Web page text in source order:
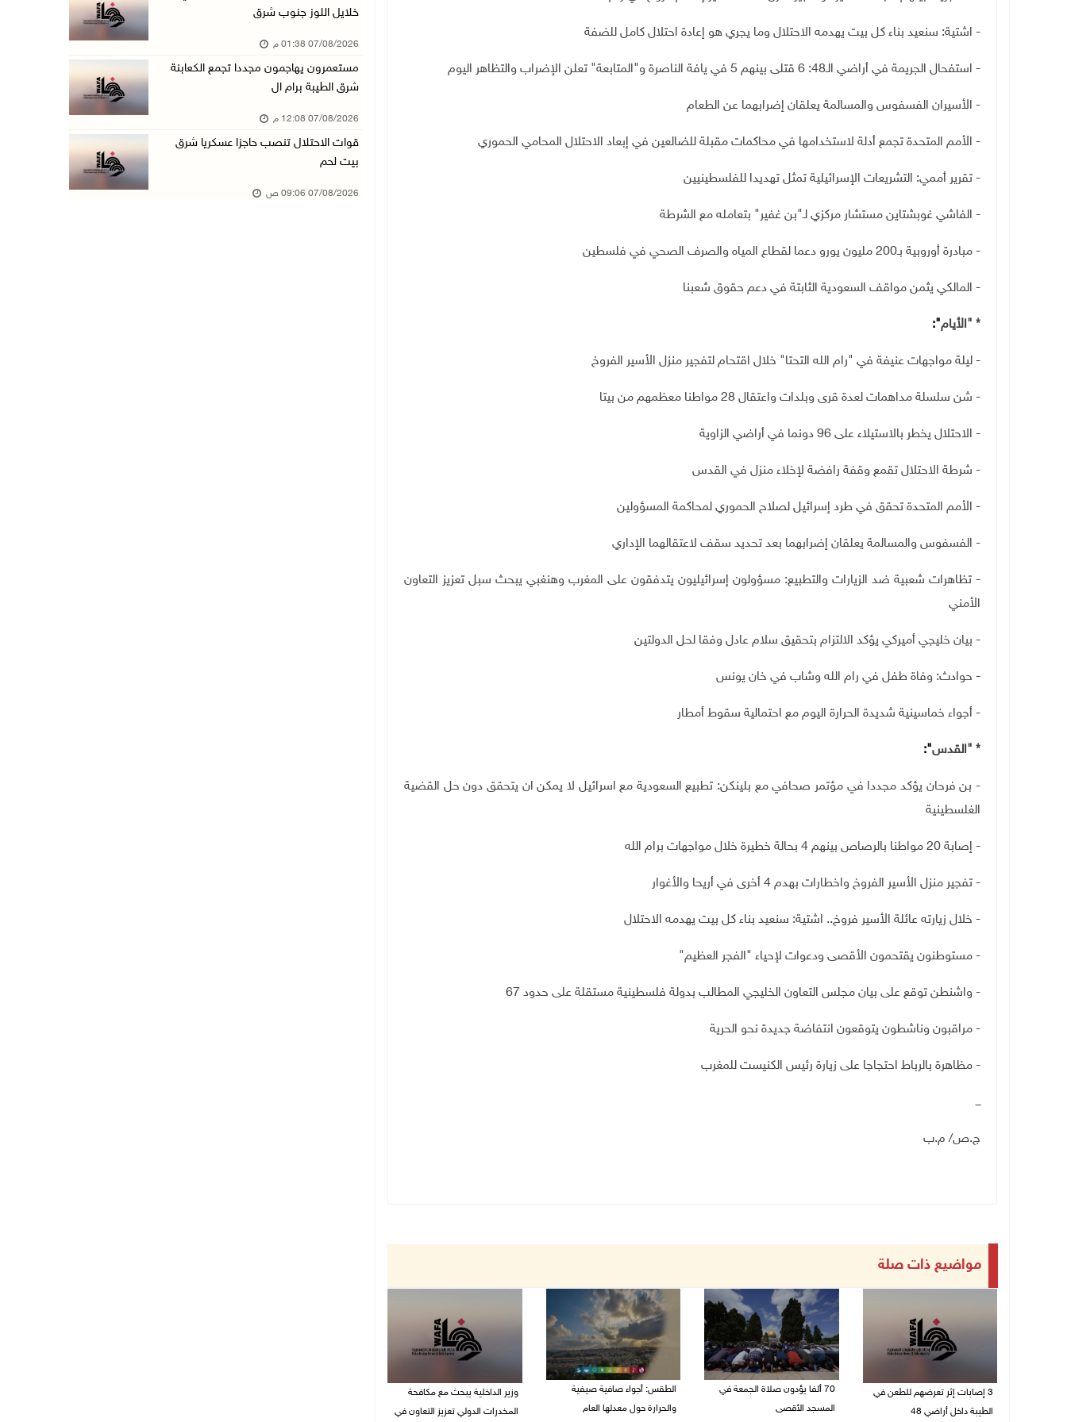
- اشتية: سنعيد بناء كل بيت يهدمه الاحتلال وما يجري هو إعادة احتلال كامل للضفة
- استفحال الجريمة في أراضي الـ48: 6 قتلى بينهم 5 في يافة الناصرة و"المتابعة" تعلن الإضراب والتظاهر اليوم
- الأسيران الفسفوس والمسالمة يعلقان إضرابهما عن الطعام
- الأمم المتحدة تجمع أدلة لاستخدامها في محاكمات مقبلة للضالعين في إبعاد الاحتلال المحامي الحموري
- تقرير أممي: التشريعات الإسرائيلية تمثل تهديدا للفلسطينيين
- الفاشي غوبشتاين مستشار مركزي لـ"بن غفير" بتعامله مع الشرطة
- مبادرة أوروبية بـ200 مليون يورو دعما لقطاع المياه والصرف الصحي في فلسطين
- المالكي يثمن مواقف السعودية الثابتة في دعم حقوق شعبنا
* "الأيام":
- ليلة مواجهات عنيفة في "رام الله التحتا" خلال اقتحام لتفجير منزل الأسير الفروخ
- شن سلسلة مداهمات لعدة قرى وبلدات واعتقال 28 مواطنا معظمهم من بيتا
- الاحتلال يخطر بالاستيلاء على 96 دونما في أراضي الزاوية
- شرطة الاحتلال تقمع وقفة رافضة لإخلاء منزل في القدس
- الأمم المتحدة تحقق في طرد إسرائيل لصلاح الحموري لمحاكمة المسؤولين
- الفسفوس والمسالمة يعلقان إضرابهما بعد تحديد سقف لاعتقالهما الإداري
- تظاهرات شعبية ضد الزيارات والتطبيع: مسؤولون إسرائيليون يتدفقون على المغرب وهنغبي يبحث سبل تعزيز التعاون
الأمني
- بيان خليجي أميركي يؤكد الالتزام بتحقيق سلام عادل وفقا لحل الدولتين
- حوادث: وفاة طفل في رام الله وشاب في خان يونس
- أجواء خماسينية شديدة الحرارة اليوم مع احتمالية سقوط أمطار
* "القدس":
- بن فرحان يؤكد مجددا في مؤتمر صحافي مع بلينكن: تطبيع السعودية مع اسرائيل لا يمكن ان يتحقق دون حل القضية
الغلسطينية
- إصابة 20 مواطنا بالرصاص بينهم 4 بحالة خطيرة خلال مواجهات برام الله
- تفجير منزل الأسير الفروخ واخطارات بهدم 4 أخرى في أريحا والأغوار
- خلال زيارته عائلة الأسير فروخ.. اشتية: سنعيد بناء كل بيت يهدمه الاحتلال
- مستوطنون يقتحمون الأقصى ودعوات لإحياء "الفجر العظيم"
- واشنطن توقع على بيان مجلس التعاون الخليجي المطالب بدولة فلسطينية مستقلة على حدود 67
- مراقبون وناشطون يتوقعون انتفاضة جديدة نحو الحرية
- مظاهرة بالرباط احتجاجا على زيارة رئيس الكنيست للمغرب
ـــ
ج.ص/ م.ب
مواضيع ذات صلة
3 إصابات إثر تعرضهم للطعن في
الطيبة داخل أراضي 48
70 ألفا يؤدون صلاة الجمعة في
المسجد الأقصى
الطقس: أجواء صافية صيفية
والحرارة حول معدلها العام
وزير الداخلية يبحث مع مكافحة
المخدرات الدولي تعزيز التعاون في
قوات الاحتلال تنصب حاجزا عسكريا شرق بيت لحم
مستعمرون بحماية قوات الاحتلال يقتحمون برك سلي ...
محافظة القدس: انسحاب قوات الاحتلال من مخيم قل ...
خلايل اللوز جنوب شرق
07/08/2026 01:38 م
مستعمرون يهاجمون مجددا تجمع الكعابنة
شرق الطيبة برام ال
07/08/2026 12:08 م
قوات الاحتلال تنصب حاجزا عسكريا شرق
بيت لحم
07/08/2026 09:06 ص